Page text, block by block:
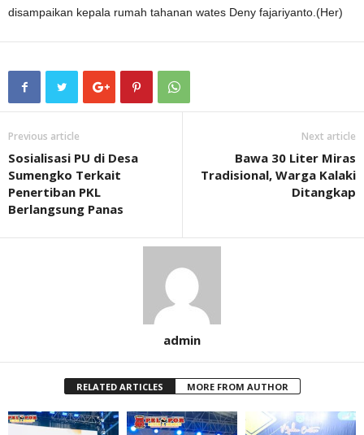
disampaikan kepala rumah tahanan wates Deny fajariyanto.(Her)
Previous article
Sosialisasi PU di Desa
Sumengko Terkait
Penertiban PKL
Berlangsung Panas
Next article
Bawa 30 Liter Miras
Tradisional, Warga Kalaki
Ditangkap
admin
RELATED ARTICLES MORE FROM AUTHOR